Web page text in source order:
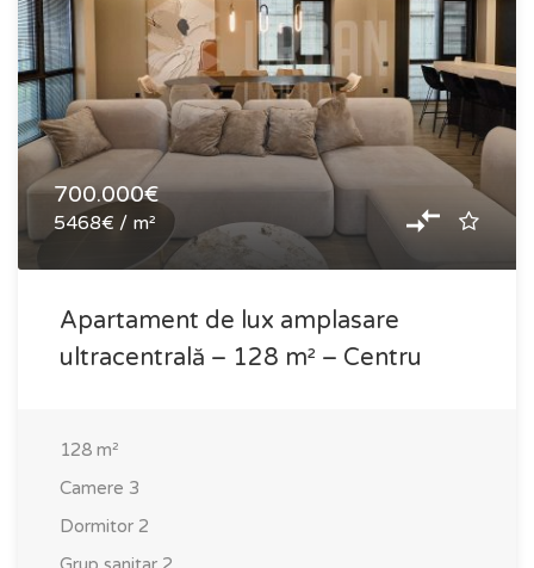
700.000€
5468€ / m²
Apartament de lux amplasare
ultracentrală – 128 m² – Centru
128 m²
Camere 3
Dormitor 2